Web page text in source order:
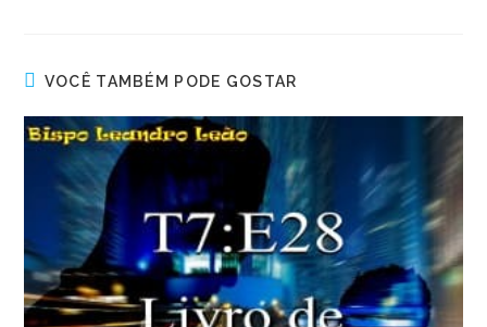
VOCÊ TAMBÉM PODE GOSTAR